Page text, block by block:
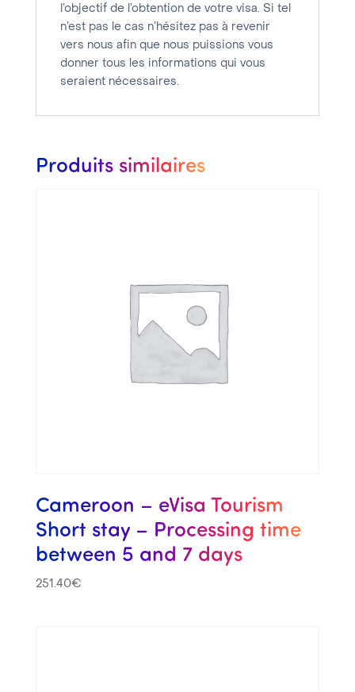
l’objectif de l’obtention de votre visa. Si tel
n’est pas le cas n’hésitez pas à revenir
vers nous afin que nous puissions vous
donner tous les informations qui vous
seraient nécessaires.
Produits similaires
Cameroon – eVisa Tourism
Short stay – Processing time
between 5 and 7 days
251.40€